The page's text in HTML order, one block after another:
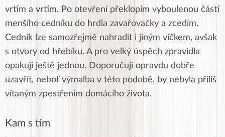
vrtím a vrtím. Po otevření překlopím vyboulenou částí
menšího cedníku do hrdla zavařovačky a zcedím.
Cedník lze samozřejmě nahradit i jiným víčkem, avšak
s otvory od hřebíku. A pro velký úspěch zpravidla
opakuji ještě jednou. Doporučuji opravdu dobře
uzavřít, neboť výmalba v této podobě, by nebyla příliš
vítaným zpestřením domácího života.
Kam s tím